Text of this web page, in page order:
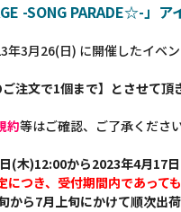
-SONG PARADE☆-」
3月26(日) に開催したイベ
注文で1個まで】とさせて頂
約等はご確認、ご了承ください
(木)12:00から2023年4月17
つき、受付期間内であって
から7月上旬にかけて順次出